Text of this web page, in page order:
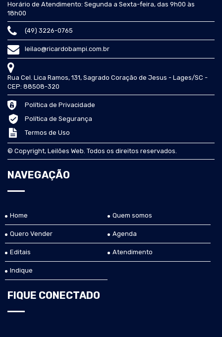
Horário de Atendimento: Segunda a Sexta-feira, das 9h00 às
18h00
(49) 3226-0765
leilao@ricardobampi.com.br
Rua Cel. Lica Ramos, 131, Sagrado Coração de Jesus - Lages/SC -
CEP: 88508-320
Política de Privacidade
Política de Segurança
Termos de Uso
© Copyright, Leilões Web. Todos os direitos reservados.
NAVEGAÇÃO
Home Quem somos
Quero Vender Agenda
Editais Atendimento
Indique
FIQUE CONECTADO